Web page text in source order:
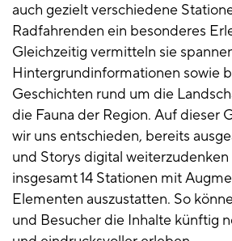
auch gezielt verschiedene
Radfahrenden ein besonderes
Gleichzeitig vermitteln sie
Hintergrundinformationen sowie
Geschichten rund um die
die Fauna der Region. Auf dieser
wir uns entschieden, bereits
und Storys digital
insgesamt 14 Stationen mit
Elementen auszustatten. So
und Besucher die Inhalte künftig